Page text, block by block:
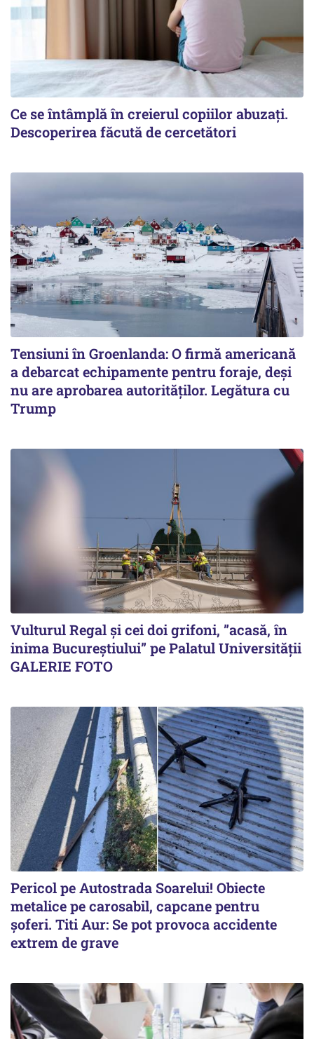
Ce se întâmplă în creierul copiilor abuzați.
Descoperirea făcută de cercetători
Tensiuni în Groenlanda: O firmă americană
a debarcat echipamente pentru foraje, deși
nu are aprobarea autorităților. Legătura cu
Trump
Vulturul Regal și cei doi grifoni, ”acasă, în
inima Bucureștiului” pe Palatul Universității
GALERIE FOTO
Pericol pe Autostrada Soarelui! Obiecte
metalice pe carosabil, capcane pentru
șoferi. Titi Aur: Se pot provoca accidente
extrem de grave